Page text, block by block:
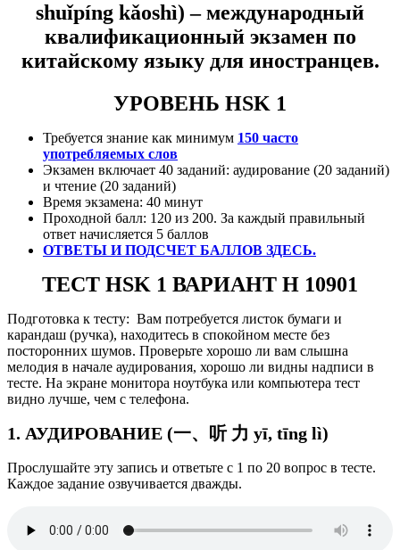
shuǐpíng kǎoshì) –международный
квалификационный экзамен по
китайскому языку для иностранцев.
УРОВЕНЬ HSK 1
Требуется знание как минимум 150 часто
употребляемых слов
Экзамен включает 40 заданий: аудирование (20 заданий)
и чтение (20 заданий)
Время экзамена: 40 минут
Проходной балл: 120 из 200. За каждый правильный
ответ начисляется 5 баллов
ОТВЕТЫ И ПОДСЧЕТ БАЛЛОВ ЗДЕСЬ.
ТЕСТ HSK 1 ВАРИАНТ H 10901
Подготовка к тесту: Вам потребуется листок бумаги и
карандаш (ручка), находитесь в спокойном месте без
посторонних шумов. Проверьте хорошо ли вам слышна
мелодия в начале аудирования, хорошо ли видны надписи в
тесте. На экране монитора ноутбука или компьютера тест
видно лучше, чем с телефона.
1. АУДИРОВАНИЕ (一、听 力 yī, tīng lì)
Прослушайте эту запись и ответьте с 1 по 20 вопрос в тесте.
Каждое задание озвучивается дважды.